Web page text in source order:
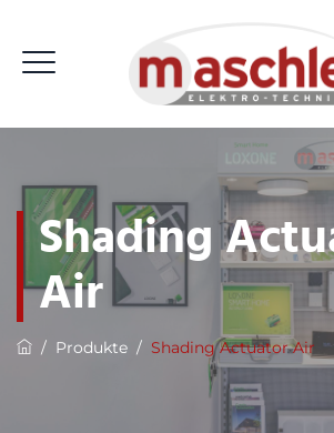
Shading
Air
/ Produkte / Shading Actuator Air